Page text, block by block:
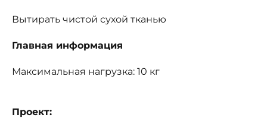
Вытирать чистой сухой тканью
Главная информация
Максимальная нагрузка: 10 кг
Проект: